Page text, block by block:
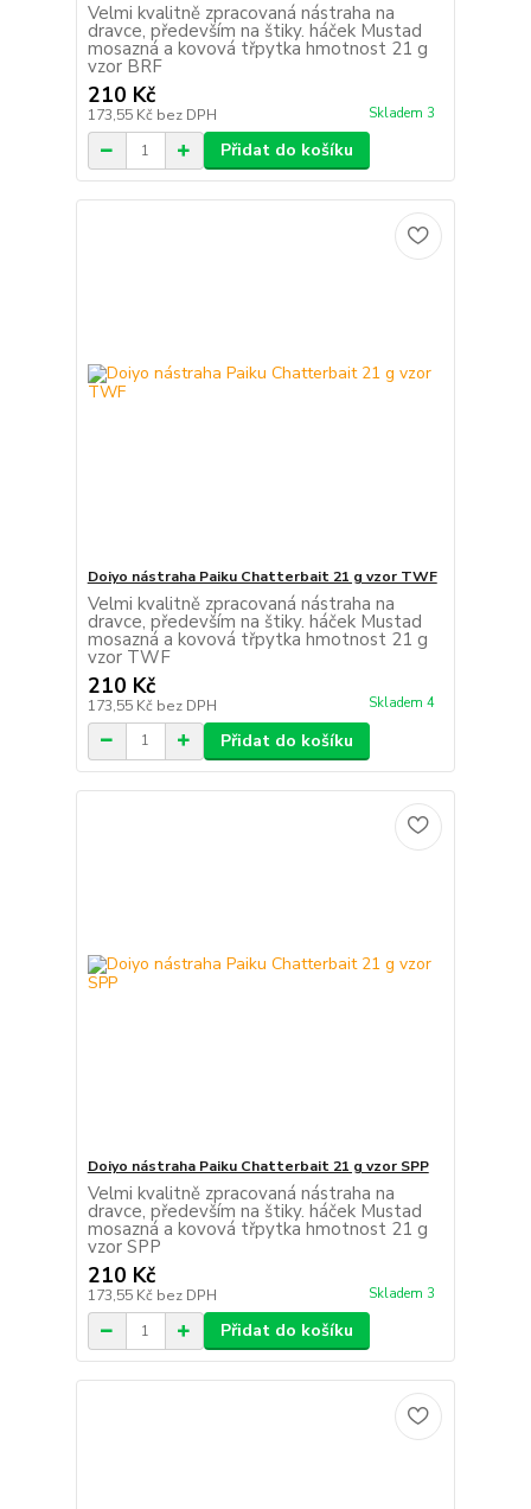
Velmi kvalitně zpracovaná nástraha na
dravce, především na štiky. háček Mustad
mosazná a kovová třpytka hmotnost 21 g
vzor BRF
210 Kč
173,55 Kč bez DPH Skladem 3
Přidat do košíku
Doiyo nástraha Paiku Chatterbait 21 g vzor TWF
Velmi kvalitně zpracovaná nástraha na
dravce, především na štiky. háček Mustad
mosazná a kovová třpytka hmotnost 21 g
vzor TWF
210 Kč
173,55 Kč bez DPH Skladem 4
Přidat do košíku
Doiyo nástraha Paiku Chatterbait 21 g vzor SPP
Velmi kvalitně zpracovaná nástraha na
dravce, především na štiky. háček Mustad
mosazná a kovová třpytka hmotnost 21 g
vzor SPP
210 Kč
173,55 Kč bez DPH Skladem 3
Přidat do košíku